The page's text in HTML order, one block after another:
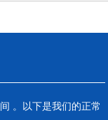
。以下是我们的正常